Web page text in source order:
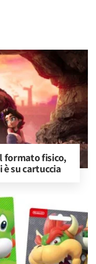
formato fisico,
su cartuccia